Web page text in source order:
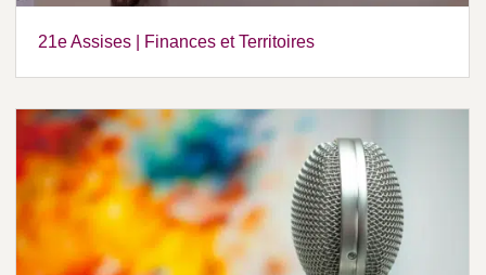
21e Assises | Finances et Territoires